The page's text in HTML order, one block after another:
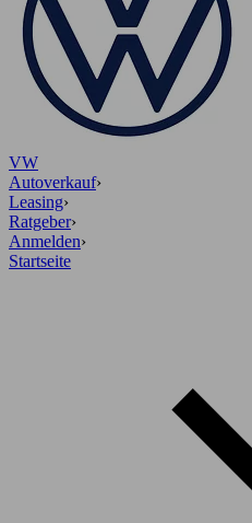
VW
Autoverkauf›
Leasing›
Ratgeber›
Anmelden›
Startseite